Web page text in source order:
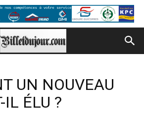
UN NOUVEAU
IL ÉLU ?